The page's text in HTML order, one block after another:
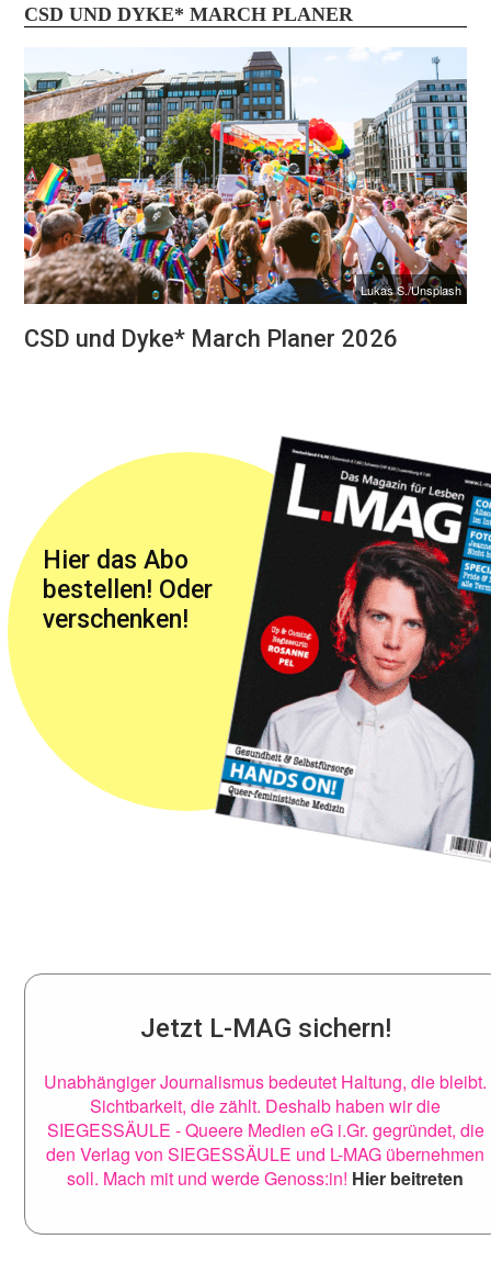
CSD UND DYKE* MARCH PLANER
Lukas S./Unsplash
CSD und Dyke* March Planer 2026
Hier das Abo
bestellen! Oder
verschenken!
Jetzt L-MAG sichern!
Unabhängiger Journalismus bedeutet Haltung, die bleibt.
Sichtbarkeit, die zählt. Deshalb haben wir die
SIEGESSÄULE - Queere Medien eG i.Gr. gegründet, die
den Verlag von SIEGESSÄULE und L-MAG übernehmen
soll. Mach mit und werde Genoss:in! Hier beitreten